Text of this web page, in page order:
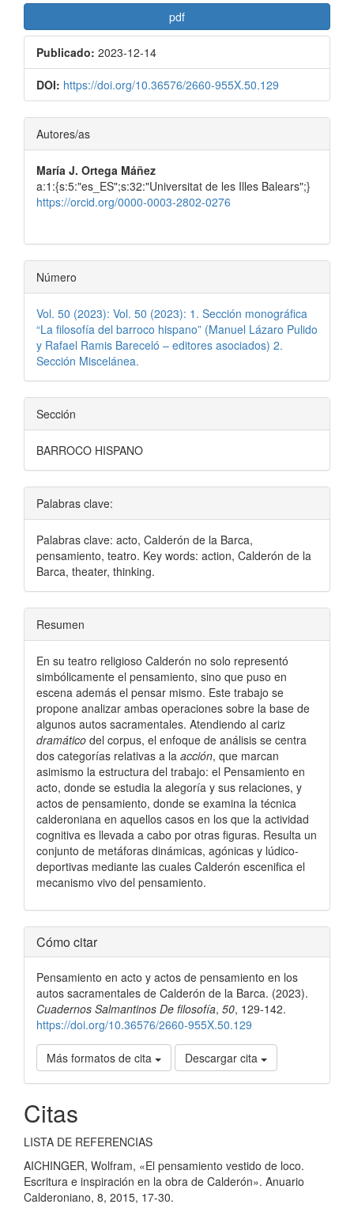
pdf
Publicado: 2023-12-14
DOI: https://doi.org/10.36576/2660-955X.50.129
Contenido
principal
del
artículo
Autores/as
María J. Ortega Máñez
a:1:{s:5:"es_ES";s:32:"Universitat de les Illes Balears";}
https://orcid.org/0000-0003-2802-0276
Número
Vol. 50 (2023): Vol. 50 (2023): 1. Sección monográfica
“La filosofía del barroco hispano” (Manuel Lázaro Pulido
y Rafael Ramis Bareceló – editores asociados) 2.
Sección Miscelánea.
Sección
BARROCO HISPANO
Palabras clave:
Palabras clave: acto, Calderón de la Barca,
pensamiento, teatro. Key words: action, Calderón de la
Barca, theater, thinking.
Resumen
En su teatro religioso Calderón no solo representó
simbólicamente el pensamiento, sino que puso en
escena además el pensar mismo. Este trabajo se
propone analizar ambas operaciones sobre la base de
algunos autos sacramentales. Atendiendo al cariz
dramático del corpus, el enfoque de análisis se centra
dos categorías relativas a la acción, que marcan
asimismo la estructura del trabajo: el Pensamiento en
acto, donde se estudia la alegoría y sus relaciones, y
actos de pensamiento, donde se examina la técnica
calderoniana en aquellos casos en los que la actividad
cognitiva es llevada a cabo por otras figuras. Resulta un
conjunto de metáforas dinámicas, agónicas y lúdico-
deportivas mediante las cuales Calderón escenifica el
mecanismo vivo del pensamiento.
Detalles
del
artículo
Cómo citar
Pensamiento en acto y actos de pensamiento en los
autos sacramentales de Calderón de la Barca. (2023).
Cuadernos Salmantinos De filosofía, 50, 129-142.
https://doi.org/10.36576/2660-955X.50.129
Más formatos de cita Descargar cita
Citas
LISTA DE REFERENCIAS
AICHINGER, Wolfram, «El pensamiento vestido de loco.
Escritura e inspiración en la obra de Calderón». Anuario
Calderoniano, 8, 2015, 17-30.